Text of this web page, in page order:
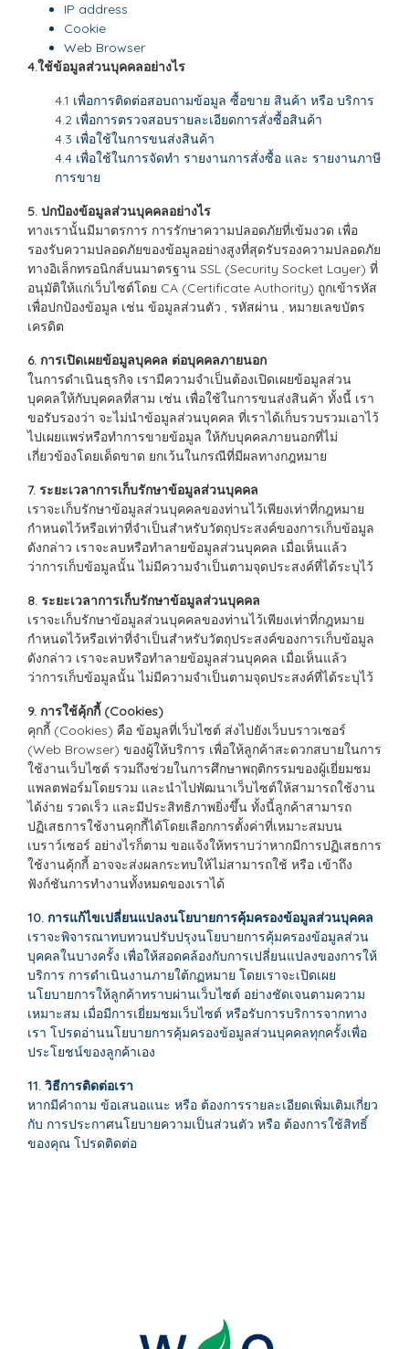
IP address
Cookie
Web Browser
4.ใช้ข้อมูลส่วนบุคคลอย่างไร
4.1 เพื่อการติดต่อสอบถามข้อมูล ซื้อขาย สินค้า หรือ บริการ
4.2 เพื่อการตรวจสอบรายละเอียดการสั่งซื้อสินค้า
4.3 เพื่อใช้ในการขนส่งสินค้า
4.4 เพื่อใช้ในการจัดทำ รายงานการสั่งซื้อ และ รายงานภาษี
การขาย
5. ปกป้องข้อมูลส่วนบุคคลอย่างไร
ทางเรานั้นมีมาตรการ การรักษาความปลอดภัยที่เข้มงวด เพื่อ
รองรับความปลอดภัยของข้อมูลอย่างสูงที่สุดรับรองความปลอดภัย
ทางอิเล็กทรอนิกส์บนมาตรฐาน SSL (Security Socket Layer) ที่
อนุมัติให้แก่เว็บไซต์โดย CA (Certificate Authority) ถูกเข้ารหัส
เพื่อปกป้องข้อมูล เช่น ข้อมูลส่วนตัว , รหัสผ่าน , หมายเลขบัตร
เครดิต
6. การเปิดเผยข้อมูลบุคคล ต่อบุคคลภายนอก
ในการดำเนินธุรกิจ เรามีความจำเป็นต้องเปิดเผยข้อมูลส่วน
บุคคลให้กับบุคคลที่สาม เช่น เพื่อใช้ในการขนส่งสินค้า ทั้งนี้ เรา
ขอรับรองว่า จะไม่นำข้อมูลส่วนบุคคล ที่เราได้เก็บรวบรวมเอาไว้
ไปเผยแพร่หรือทำการขายข้อมูล ให้กับบุคคลภายนอกที่ไม่
เกี่ยวข้องโดยเด็ดขาด ยกเว้นในกรณีที่มีผลทางกฎหมาย
7. ระยะเวลาการเก็บรักษาข้อมูลส่วนบุคคล
เราจะเก็บรักษาข้อมูลส่วนบุคคลของท่านไว้เพียงเท่าที่กฎหมาย
กำหนดไว้หรือเท่าที่จำเป็นสำหรับวัตถุประสงค์ของการเก็บข้อมูล
ดังกล่าว เราจะลบหรือทำลายข้อมูลส่วนบุคคล เมื่อเห็นแล้ว
ว่าการเก็บข้อมูลนั้น ไม่มีความจำเป็นตามจุดประสงค์ที่ได้ระบุไว้
8. ระยะเวลาการเก็บรักษาข้อมูลส่วนบุคคล
เราจะเก็บรักษาข้อมูลส่วนบุคคลของท่านไว้เพียงเท่าที่กฎหมาย
กำหนดไว้หรือเท่าที่จำเป็นสำหรับวัตถุประสงค์ของการเก็บข้อมูล
ดังกล่าว เราจะลบหรือทำลายข้อมูลส่วนบุคคล เมื่อเห็นแล้ว
ว่าการเก็บข้อมูลนั้น ไม่มีความจำเป็นตามจุดประสงค์ที่ได้ระบุไว้
9. การใช้คุ้กกี้ (Cookies)
คุกกี้ (Cookies) คือ ข้อมูลที่เว็บไซต์ ส่งไปยังเว็บบราวเซอร์
(Web Browser) ของผู้ให้บริการ เพื่อให้ลูกค้าสะดวกสบายในการ
ใช้งานเว็บไซต์ รวมถึงช่วยในการศึกษาพฤติกรรมของผู้เยี่ยมชม
แพลตฟอร์มโดยรวม และนำไปพัฒนาเว็บไซต์ให้สามารถใช้งาน
ได้ง่าย รวดเร็ว และมีประสิทธิภาพยิ่งขึ้น ทั้งนี้ลูกค้าสามารถ
ปฏิเสธการใช้งานคุกกี้ได้โดยเลือกการตั้งค่าที่เหมาะสมบน
เบราว์เซอร์ อย่างไรก็ตาม ขอแจ้งให้ทราบว่าหากมีการปฏิเสธการ
ใช้งานคุ้กกี้ อาจจะส่งผลกระทบให้ไม่สามารถใช้ หรือ เข้าถึง
ฟังก์ชันการทำงานทั้งหมดของเราได้
10. การแก้ไขเปลี่ยนแปลงนโยบายการคุ้มครองข้อมูลส่วนบุคคล
เราจะพิจารณาทบทวนปรับปรุงนโยบายการคุ้มครองข้อมูลส่วน
บุคคลในบางครั้ง เพื่อให้สอดคล้องกับการเปลี่ยนแปลงของการให้
บริการ การดำเนินงานภายใต้กฏหมาย โดยเราจะเปิดเผย
นโยบายการให้ลูกค้าทราบผ่านเว็บไซต์ อย่างชัดเจนตามความ
เหมาะสม เมื่อมีการเยี่ยมชมเว็บไซต์ หรือรับการบริการจากทาง
เรา โปรดอ่านนโยบายการคุ้มครองข้อมูลส่วนบุคคลทุกครั้งเพื่อ
ประโยชน์ของลูกค้าเอง
11. วิธีการติดต่อเรา
หากมีคำถาม ข้อเสนอแนะ หรือ ต้องการรายละเอียดเพิ่มเติมเกี่ยว
กับ การประกาศนโยบายความเป็นส่วนตัว หรือ ต้องการใช้สิทธิ์
ของคุณ โปรดติดต่อ